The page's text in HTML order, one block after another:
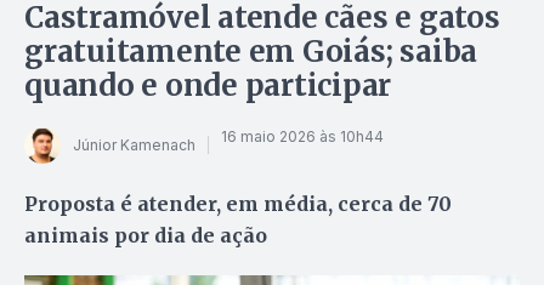
Castramóvel atende cães e gatos
gratuitamente em Goiás; saiba
quando e onde participar
Júnior Kamenach 16 maio 2026 às 10h44
Proposta é atender, em média, cerca de 70
animais por dia de ação